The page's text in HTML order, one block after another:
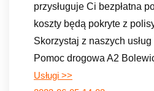
przysługuje Ci bezpłatna
koszty będą pokryte z
Skorzystaj z naszych
Pomoc drogowa A2
Usługi >>